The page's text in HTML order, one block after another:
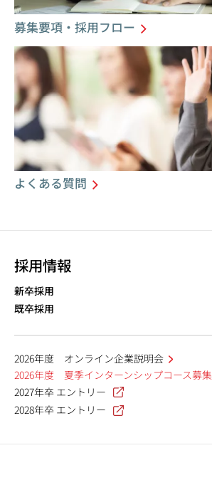
募集要項・採用フロー
よくある質問
採用情報
新卒採用
既卒採用
2026年度 オンライン企業説明会
2026年度 夏季インターンシップコース募集
2027年卒 エントリー
2028年卒 エントリー